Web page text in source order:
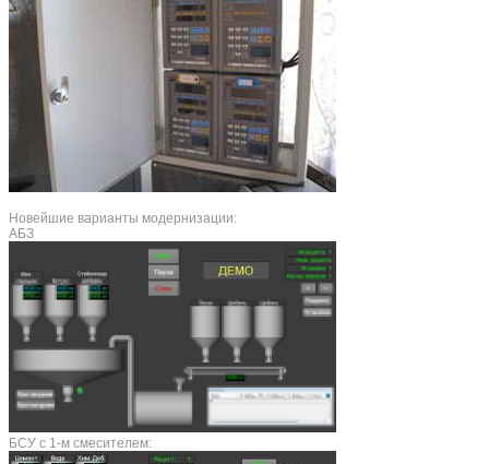
Новейшие варианты модернизации:
АБЗ
БСУ с 1-м смесителем: